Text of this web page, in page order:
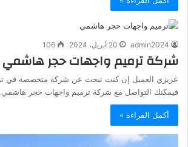
admin2024 20 أبريل، 2024 106
شركة ترميم واجهات حجر
عزيزي العميل إن كنت تبحث عن شركة متخصصة في
فيمكنك التواصل مع شركة ترميم واجهات حجر
أكمل القراءة »